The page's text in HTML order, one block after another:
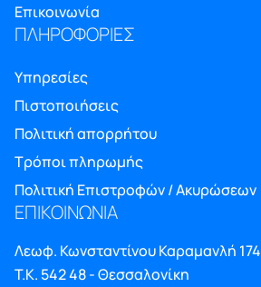
Επικοινωνία
ΠΛΗΡΟΦΟΡΙΕΣ
Υπηρεσίες
Πιστοποιήσεις
Πολιτική απορρήτου
Τρόποι πληρωμής
Πολιτική Επιστροφών / Ακυρώσεων
ΕΠΙΚΟΙΝΩΝΙΑ
Λεωφ. Κωνσταντίνου Καραμανλή 174
Τ.Κ. 542 48 - Θεσσαλονίκη